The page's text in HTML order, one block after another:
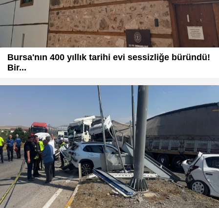
Bursa'nın 400 yıllık tarihi evi sessizliğe büründü!
Bir...